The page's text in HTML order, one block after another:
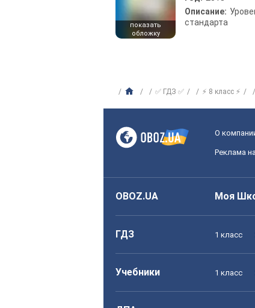
показать
обложку
Описание:
стандарта
✅ ГДЗ ✅ ⚡ 8 класс ⚡
О
Реклама
OBOZ.UA Моя
ГДЗ 1 класс
Учебники 1 класс